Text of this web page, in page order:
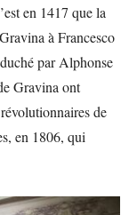
en 1417 que la
à Francesco
par Alphonse
Gravina ont
de
en 1806, qui